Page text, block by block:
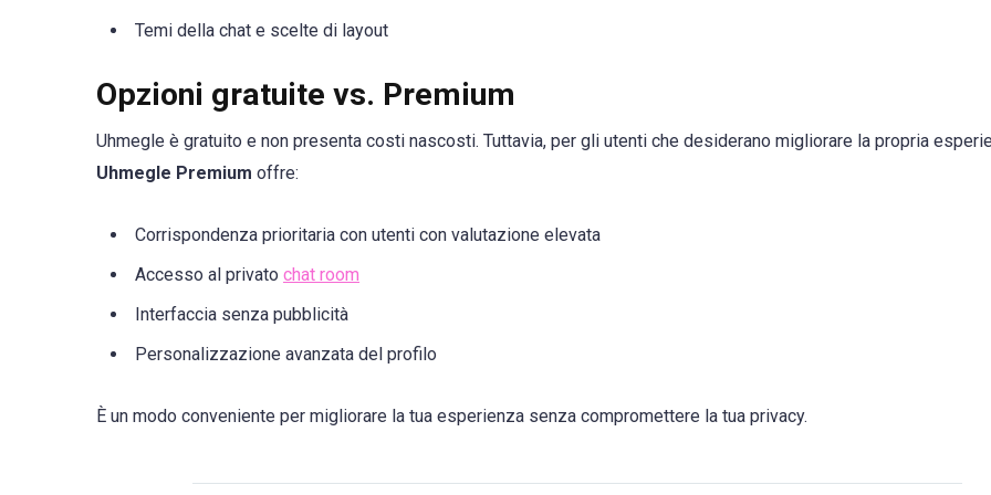
Temi della chat e scelte di layout
Opzioni gratuite vs. Premium
Uhmegle è gratuito e non presenta costi nascosti. Tuttavia, per gli utenti che desiderano migliorare la propria
Uhmegle Premium offre:
Corrispondenza prioritaria con utenti con valutazione elevata
Accesso al privato chat room
Interfaccia senza pubblicità
Personalizzazione avanzata del profilo
È un modo conveniente per migliorare la tua esperienza senza compromettere la tua privacy.